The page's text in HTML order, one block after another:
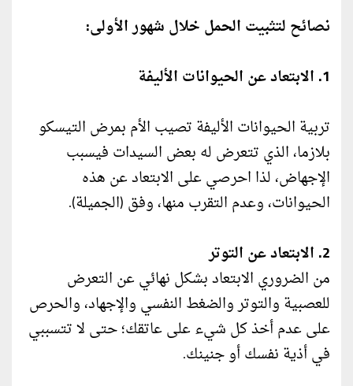
نصائح لتثبيت الحمل خلال شهور الأولى:
1. الابتعاد عن الحيوانات الأليفة
تربية الحيوانات الأليفة تصيب الأم بمرض التيسكو
بلازما، الذي تتعرض له بعض السيدات فيسبب
الإجهاض، لذا احرصي على الابتعاد عن هذه
الحيوانات، وعدم التقرب منها، وفق (الجميلة).
2. الابتعاد عن التوتر
من الضروري الابتعاد بشكل نهائي عن التعرض
للعصبية والتوتر والضغط النفسي والإجهاد، والحرص
على عدم أخذ كل شيء على عاتقك؛ حتى لا تتسببي
في أذية نفسك أو جنينك.